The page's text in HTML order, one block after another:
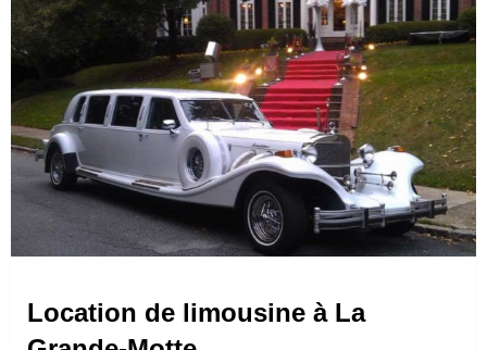
Location de limousine à La